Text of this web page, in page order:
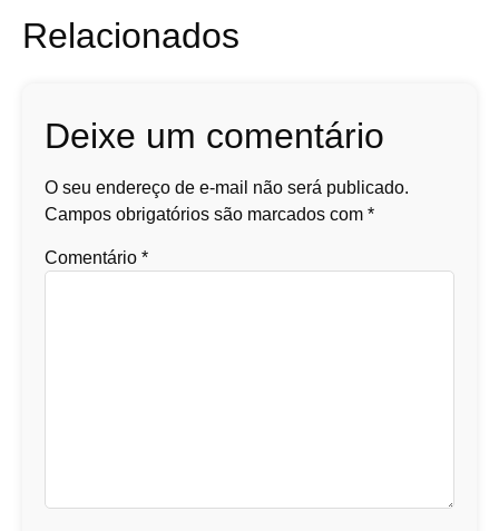
Relacionados
Deixe um comentário
O seu endereço de e-mail não será publicado.
Campos obrigatórios são marcados com *
Comentário *